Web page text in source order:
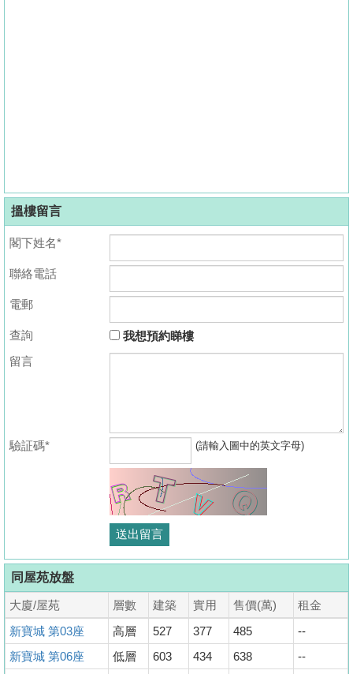
搵樓留言
閣下姓名*
聯絡電話
電郵
查詢
我想預約睇樓
留言
驗証碼* (請輸入圖中的英文字母)
同屋苑放盤
大廈/屋苑 層數 建築 實用 售價(萬)
租金
新寶城 第03座
高層 527 377 485
--
新寶城 第06座
低層 603 434 638
--